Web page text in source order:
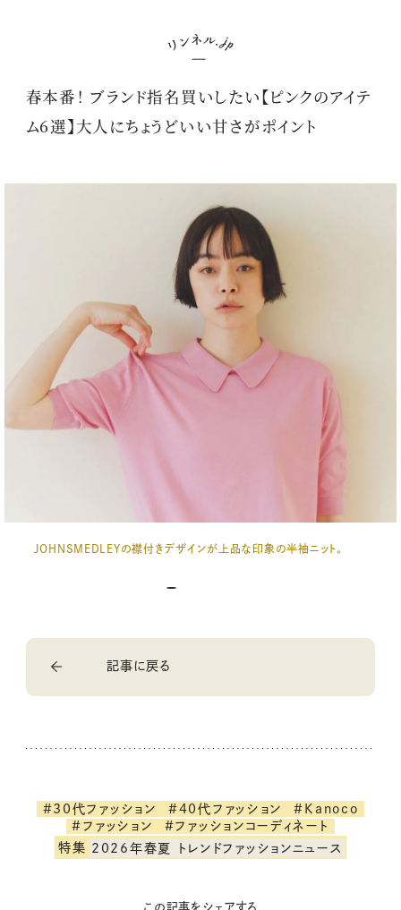
春本番！ ブランド指名買いしたい【ピンクのアイテ
ム6選】大人にちょうどいい甘さがポイント
JOHNSMEDLEYの襟付きデザインが上品な印象の半袖ニット。
記事に戻る
#30代ファッション #40代ファッション
#Kanoco
#ファッション
#ファッションコーディネート
特集 2026年春夏 トレンドファッションニュース
この記事をシェアする